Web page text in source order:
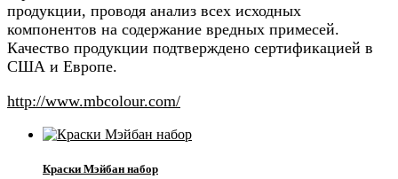
продукции, проводя анализ всех исходных
компонентов на содержание вредных примесей.
Качество продукции подтверждено сертификацией в
США и Европе.
http://www.mbcolour.com/
Краски Мэйбан набор